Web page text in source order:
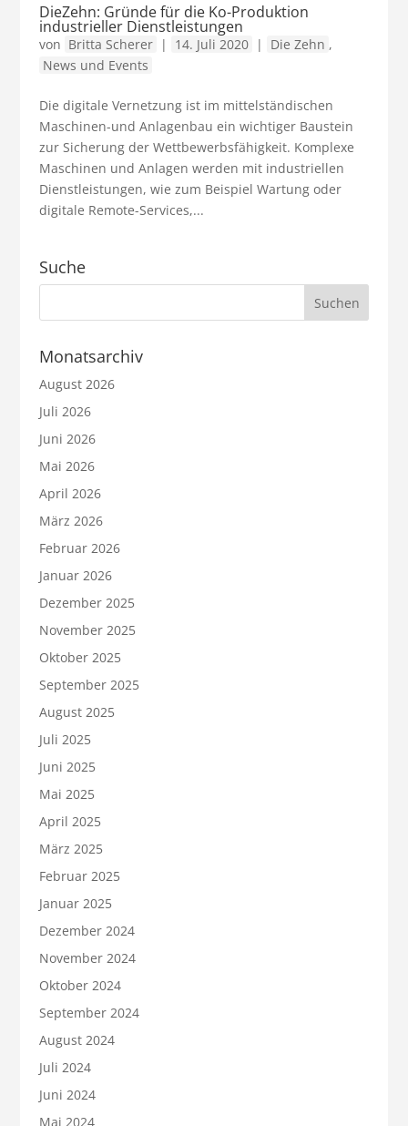
DieZehn: Gründe für die Ko-Produktion
industrieller Dienstleistungen
von Britta Scherer | 14. Juli 2020 | Die Zehn ,
News und Events
Die digitale Vernetzung ist im mittelständischen
Maschinen-und Anlagenbau ein wichtiger Baustein
zur Sicherung der Wettbewerbsfähigkeit. Komplexe
Maschinen und Anlagen werden mit industriellen
Dienstleistungen, wie zum Beispiel Wartung oder
digitale Remote-Services,...
Suche
Monatsarchiv
August 2026
Juli 2026
Juni 2026
Mai 2026
April 2026
März 2026
Februar 2026
Januar 2026
Dezember 2025
November 2025
Oktober 2025
September 2025
August 2025
Juli 2025
Juni 2025
Mai 2025
April 2025
März 2025
Februar 2025
Januar 2025
Dezember 2024
November 2024
Oktober 2024
September 2024
August 2024
Juli 2024
Juni 2024
Mai 2024